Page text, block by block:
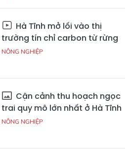
Hà Tĩnh mở lối vào thị
trường tín chỉ carbon từ rừng
NÔNG NGHIỆP
Cận cảnh thu hoạch ngọc
trai quy mô lớn nhất ở Hà Tĩnh
NÔNG NGHIỆP